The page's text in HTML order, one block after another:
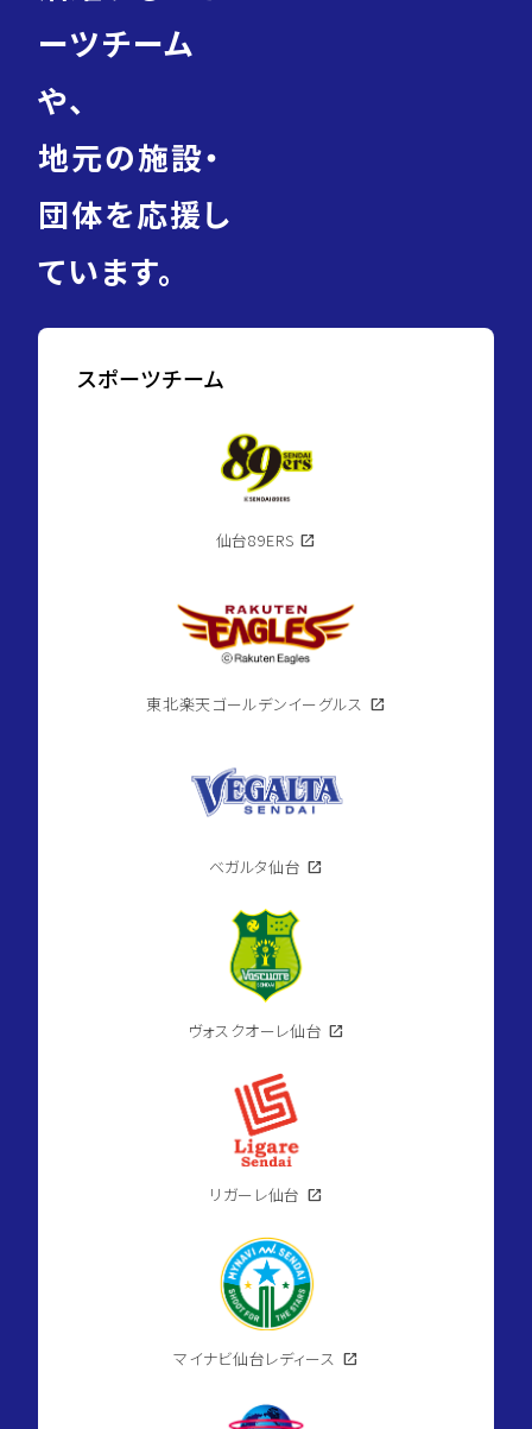
ーツチーム
や、
地元の施設・
団体を応援し
ています。
スポーツチーム
仙台89ERS open_in_new
東北楽天ゴールデンイーグルス open_in_new
ベガルタ仙台 open_in_new
ヴォスクオーレ仙台 open_in_new
リガーレ仙台 open_in_new
マイナビ仙台レディース open_in_new